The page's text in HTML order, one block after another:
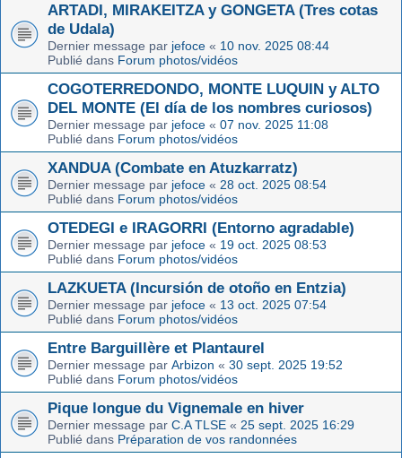
ARTADI, MIRAKEITZA y GONGETA (Tres cotas
de Udala)
Dernier message par jefoce « 10 nov. 2025 08:44
Publié dans Forum photos/vidéos
COGOTERREDONDO, MONTE LUQUIN y ALTO
DEL MONTE (El día de los nombres curiosos)
Dernier message par jefoce « 07 nov. 2025 11:08
Publié dans Forum photos/vidéos
XANDUA (Combate en Atuzkarratz)
Dernier message par jefoce « 28 oct. 2025 08:54
Publié dans Forum photos/vidéos
OTEDEGI e IRAGORRI (Entorno agradable)
Dernier message par jefoce « 19 oct. 2025 08:53
Publié dans Forum photos/vidéos
LAZKUETA (Incursión de otoño en Entzia)
Dernier message par jefoce « 13 oct. 2025 07:54
Publié dans Forum photos/vidéos
Entre Barguillère et Plantaurel
Dernier message par Arbizon « 30 sept. 2025 19:52
Publié dans Forum photos/vidéos
Pique longue du Vignemale en hiver
Dernier message par C.A TLSE « 25 sept. 2025 16:29
Publié dans Préparation de vos randonnées